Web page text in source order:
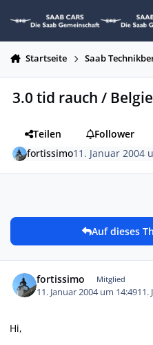
Startseite Saab
3.0 tid rauch /
Teilen
Follower
fortissimo11. Januar 2004
Auf dieses
fortissimo Mitglied
11. Januar 2004 um 14:4911.
Hi,